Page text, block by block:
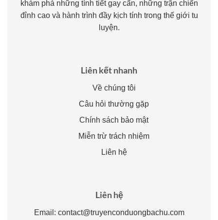
khám phá những tình tiết gay cấn, những trận chiến
đỉnh cao và hành trình đầy kịch tính trong thế giới tu
luyện.
Liên kết nhanh
Về chúng tôi
Câu hỏi thường gặp
Chính sách bảo mật
Miễn trừ trách nhiệm
Liên hệ
Liên hệ
Email: contact@truyenconduongbachu.com